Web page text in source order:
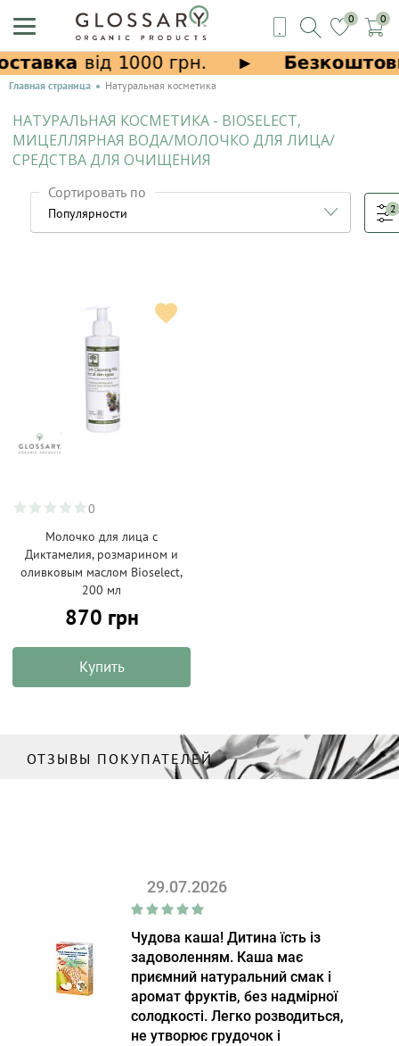
0 0
Главная страница Натуральная косметика
НАТУРАЛЬНАЯ КОСМЕТИКА - BIOSELECT,
МИЦЕЛЛЯРНАЯ ВОДА/МОЛОЧКО ДЛЯ ЛИЦА/
СРЕДСТВА ДЛЯ ОЧИЩЕНИЯ
Сортировать по
2
0
Молочко для лица с
Диктамелия, розмарином и
оливковым маслом Bioselect,
200 мл
870 грн
Купить
ОТЗЫВЫ ПОКУПАТЕЛЕЙ
29.07.2026
Чудова каша! Дитина їсть із
задоволенням. Каша має
приємний натуральний смак і
аромат фруктів, без надмірної
солодкості. Легко розводиться,
не утворює грудочок і